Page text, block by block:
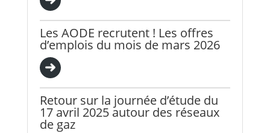
Les AODE recrutent ! Les offres
d’emplois du mois de mars 2026
Retour sur la journée d’étude du
17 avril 2025 autour des réseaux
de gaz